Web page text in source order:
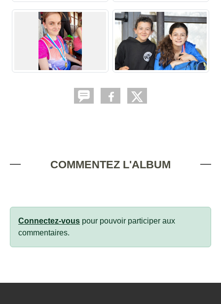
COMMENTEZ L'ALBUM
Connectez-vous pour pouvoir participer aux
commentaires.